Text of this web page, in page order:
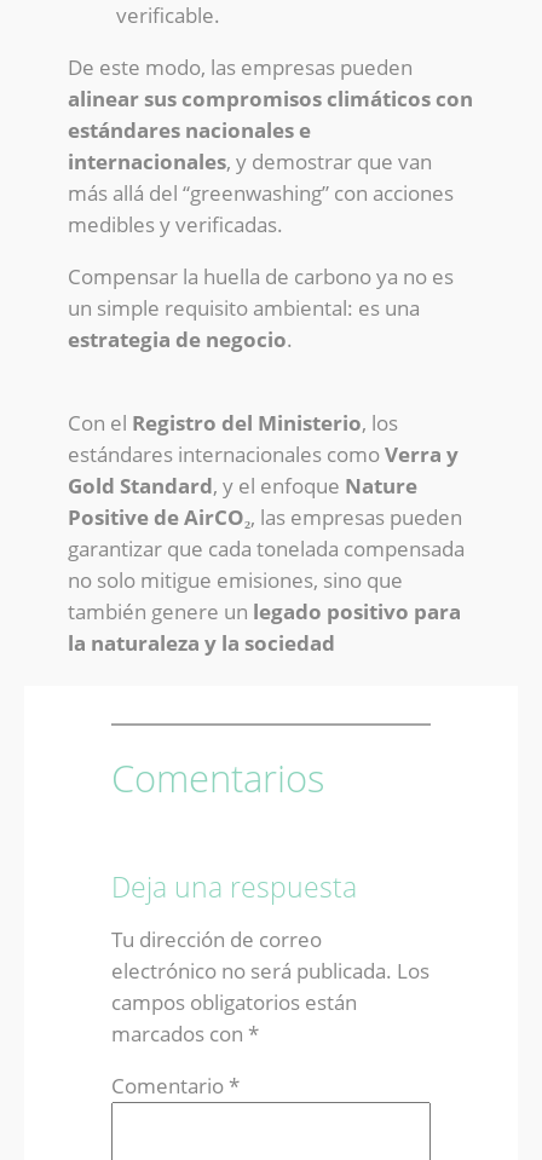
verificable.
De este modo, las empresas pueden
alinear sus compromisos climáticos con
estándares nacionales e
internacionales, y demostrar que van
más allá del “greenwashing” con acciones
medibles y verificadas.
Compensar la huella de carbono ya no es
un simple requisito ambiental: es una
estrategia de negocio.
Con el Registro del Ministerio, los
estándares internacionales comoVerra y
Gold Standard, y el enfoque Nature
Positive de AirCO₂, las empresas pueden
garantizar que cada tonelada compensada
no solo mitigue emisiones, sino que
también genere un legado positivo para
la naturaleza y la sociedad
Comentarios
Deja una respuesta
Tu dirección de correo
electrónico no será publicada. Los
campos obligatorios están
marcados con *
Comentario*